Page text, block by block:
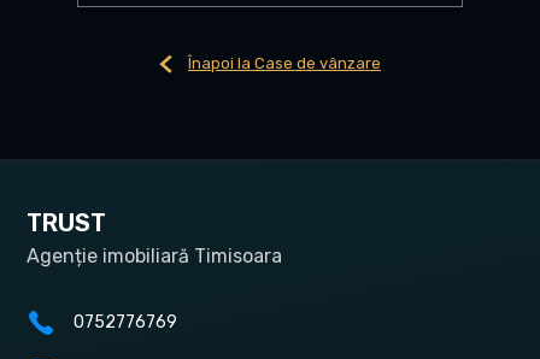
Înapoi la Case de vânzare
TRUST
Agenție imobiliară Timisoara
0752776769